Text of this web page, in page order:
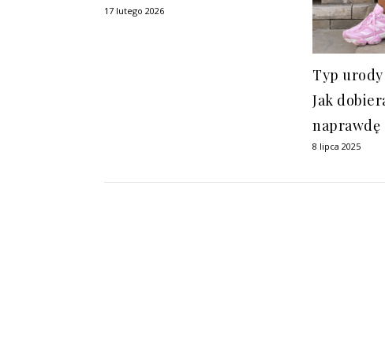
17 lutego 2026
Typ
Jak
naprawdę
8 lipca 2025